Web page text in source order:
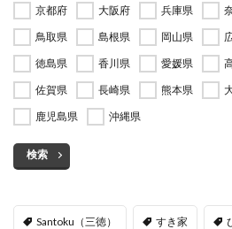
京都府
大阪府 兵庫県
鳥取県
島根県 岡山県
徳島県
香川県 愛媛県
佐賀県
長崎県 熊本県
鹿児島県
沖縄県
検索
Santoku（三徳） すき家